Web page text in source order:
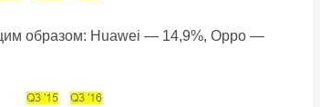
образом: Huawei — 14,9%, Oppo —